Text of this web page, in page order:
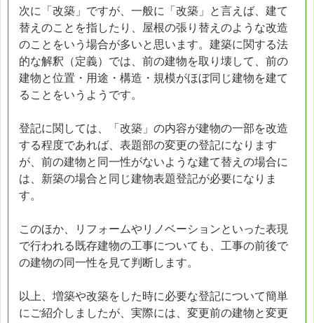
次に「改築」ですが、一般に「改築」と言えば、建て
替えのことを指したり、屋根の張り替えのような改造
のことをいう場合が多いと思います。建築に関する法
的な解釈（定義）では、前の建物を取り壊して、前の
建物と位置・用途・構造・規模がほぼ同じ建物を建て
ることをいうようです。
登記に関しては、「改築」の内容が建物の一部を改造
する程度であれば、表題部の変更の登記になります
が、前の建物と同一性がないような建て替えの場合に
は、新築の場合と同じ建物表題登記が必要になりま
す。
このほか、リフォームやリノベーションといった表現
で行われる既存建物の工事についても、工事の前後で
の建物の同一性を見て判断します。
以上、増築や改築をした時に必要な登記について簡単
にご紹介しましたが、実際には、変更前の建物と変更